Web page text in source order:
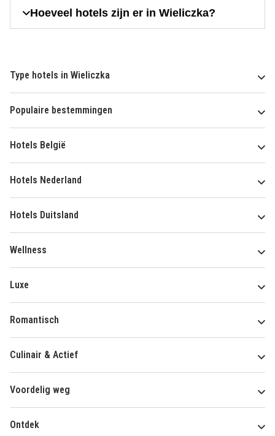
Hoeveel hotels zijn er in Wieliczka?
Type hotels in Wieliczka
Populaire bestemmingen
Hotels België
Hotels Nederland
Hotels Duitsland
Wellness
Luxe
Romantisch
Culinair & Actief
Voordelig weg
Ontdek